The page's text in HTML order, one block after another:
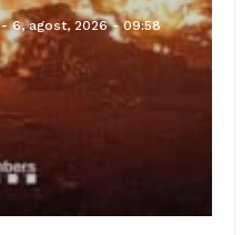
6, agost, 2026 - 09:58